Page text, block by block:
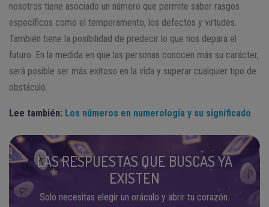
nosotros tiene asociado un número que permite saber rasgos
específicos como el temperamento, los defectos y virtudes.
También tiene la posibilidad de predecir lo que nos depara el
futuro. En la medida en que las personas conocen más su carácter,
será posible ser más exitoso en la vida y superar cualquier tipo de
obstáculo.
Lee también: Los números en numerología y su significado
LAS RESPUESTAS QUE BUSCAS YA
EXISTEN
Solo necesitas elegir un oráculo y abrir tu corazón.